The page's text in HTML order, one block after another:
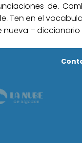
de.
Ten en el
nueva – diccionario